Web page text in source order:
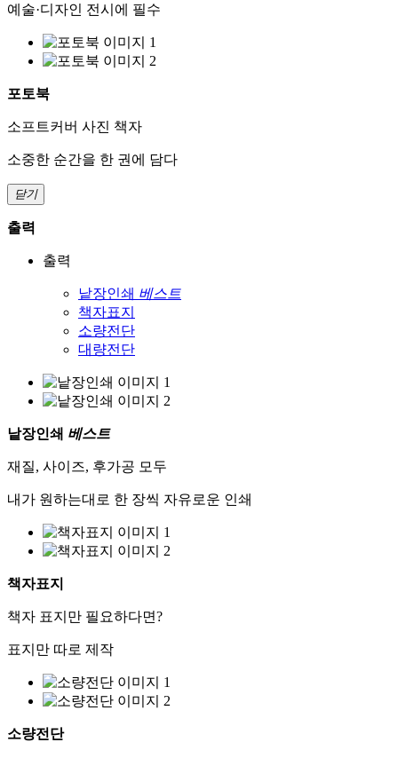
예술·디자인 전시에 필수
포토북
소프트커버 사진 책자
소중한 순간을 한 권에 담다
닫기
출력
출력
낱장인쇄 베스트
책자표지
소량전단
대량전단
낱장인쇄 베스트
재질, 사이즈, 후가공 모두
내가 원하는대로 한 장씩 자유로운 인쇄
책자표지
책자 표지만 필요하다면?
표지만 따로 제작
소량전단